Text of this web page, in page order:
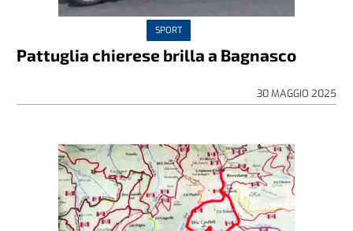
SPORT
Pattuglia chierese brilla a Bagnasco
30 MAGGIO 2025